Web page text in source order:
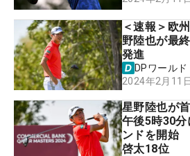
＜速報＞欧
野陸也が最
発進
DPワールド
2024年2月11
星野陸也が
午後5時30分
ンドを開始
啓太18位